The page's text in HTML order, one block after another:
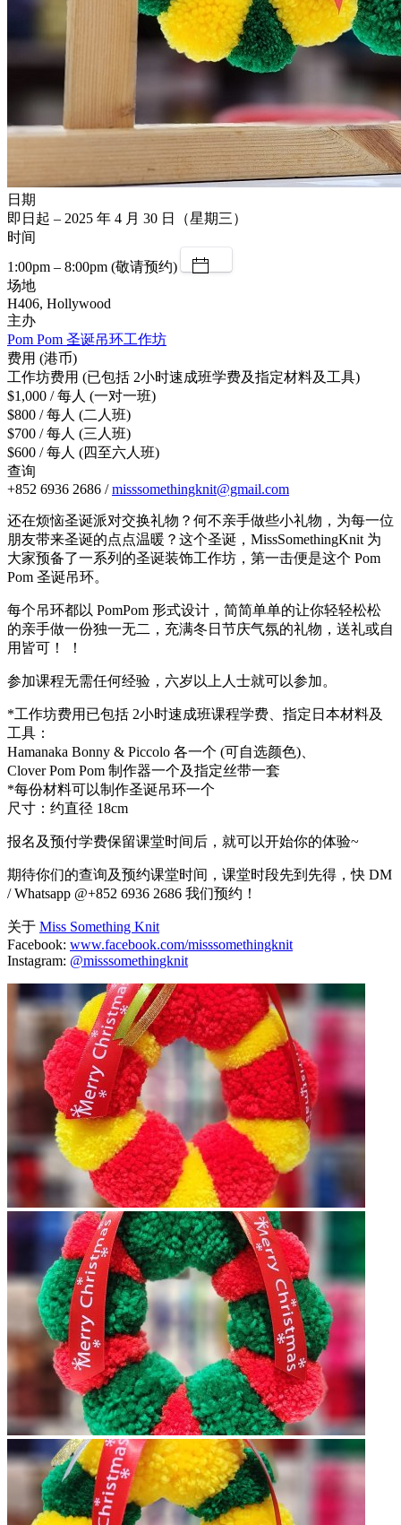
日期
即日起 – 2025 年 4 月 30 日（星期三）
时间
1:00pm – 8:00pm (敬请预约)
场地
H406, Hollywood
主办
Pom Pom 圣诞吊环工作坊
费用 (港币)
工作坊费用 (已包括 2小时速成班学费及指定材料及工具)
$1,000 / 每人 (一对一班)
$800 / 每人 (二人班)
$700 / 每人 (三人班)
$600 / 每人 (四至六人班)
查询
+852 6936 2686 /misssomethingknit@gmail.com
还在烦恼圣诞派对交换礼物？何不亲手做些小礼物，为每一位
朋友带来圣诞的点点温暖？这个圣诞，MissSomethingKnit 为
大家预备了一系列的圣诞装饰工作坊，第一击便是这个 Pom
Pom 圣诞吊环。
每个吊环都以 PomPom 形式设计，简简单单的让你轻轻松松
的亲手做一份独一无二，充满冬日节庆气氛的礼物，送礼或自
用皆可！ ！
参加课程无需任何经验，六岁以上人士就可以参加。
*工作坊费用已包括 2小时速成班课程学费、指定日本材料及
工具：
Hamanaka Bonny & Piccolo 各一个 (可自选颜色)、
Clover Pom Pom 制作器一个及指定丝带一套
*每份材料可以制作圣诞吊环一个
尺寸：约直径 18cm
报名及预付学费保留课堂时间后，就可以开始你的体验~
期待你们的查询及预约课堂时间，课堂时段先到先得，快 DM
/ Whatsapp @+852 6936 2686 我们预约！
关于 Miss Something Knit
Facebook: www.facebook.com/misssomethingknit
Instagram: @misssomethingknit